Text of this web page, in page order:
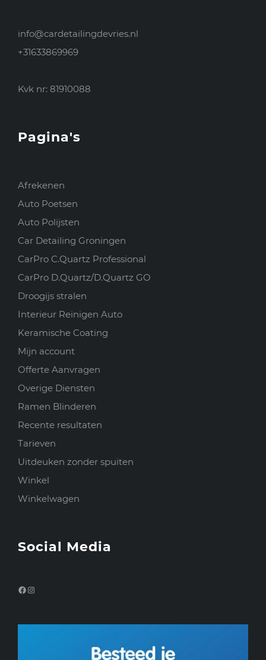
info@cardetailingdevries.nl
+31633869969
Kvk nr: 81910088
Pagina's
Afrekenen
Auto Poetsen
Auto Polijsten
Car Detailing Groningen
CarPro C.Quartz Professional
CarPro D.Quartz/D.Quartz GO
Droogijs stralen
Interieur Reinigen Auto
Keramische Coating
Mijn account
Offerte Aanvragen
Overige Diensten
Ramen Blinderen
Recente resultaten
Tarieven
Uitdeuken zonder spuiten
Winkel
Winkelwagen
Social Media
Facebook